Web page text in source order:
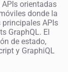
orientadas
donde la
APIs
GraphQL. El
de estado,
y GraphiQL